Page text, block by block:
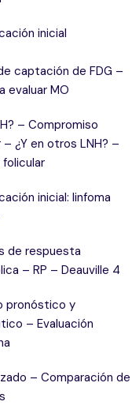
comparación de
LH bulky cervical
Δ SUVmax
¿Δ SUVmax o
fin de tratamiento
años, LH esclerosis
ePET en LDCBG
cuantitativos –
inicial
captación de FDG –
evaluar MO
– Compromiso
– ¿Y en otros LNH? –
folicular
inicial: linfoma
de respuesta
– RP – Deauville 4
pronóstico y
– Evaluación
– Comparación de